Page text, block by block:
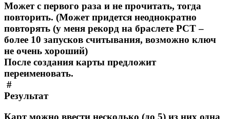
Может с первого раза и не прочитать, тогда
повторить. (Может придется неоднократно
повторять (у меня рекорд на браслете РСТ –
более 10 запусков считывания, возможно ключ
не очень хороший)
После создания карты предложит
переименовать.
#
Результат
Карт можно ввести несколько (до 5) из них одна